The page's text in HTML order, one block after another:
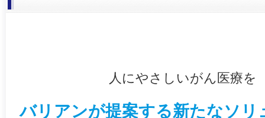
人にやさしいがん医療
バリアンが提案する新たなソリ